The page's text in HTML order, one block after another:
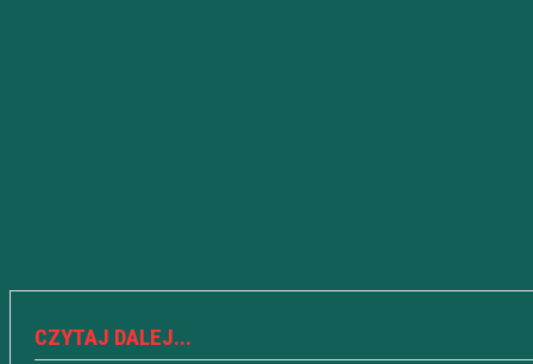
CZYTAJ DALEJ...